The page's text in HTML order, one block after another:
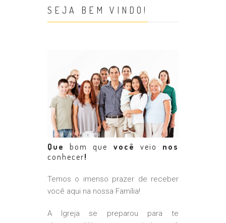
SEJA BEM VINDO!
Que bom que você veio
nos
conhecer!
Temos o imenso prazer de receber
você aqui na nossa Família!
A Igreja se preparou para te